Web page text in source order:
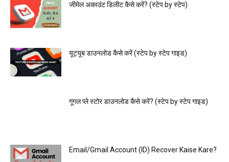
जीमेल अकाउंट डिलीट कैसे करें? (स्टेप by स्टेप)
यूट्यूब डाउनलोड कैसे करें (स्टेप by स्टेप गाइड)
गूगल प्ले स्टोर डाउनलोड कैसे करें? (स्टेप by स्टेप गाइड)
Email/Gmail Account (ID) Recover Kaise Kare?